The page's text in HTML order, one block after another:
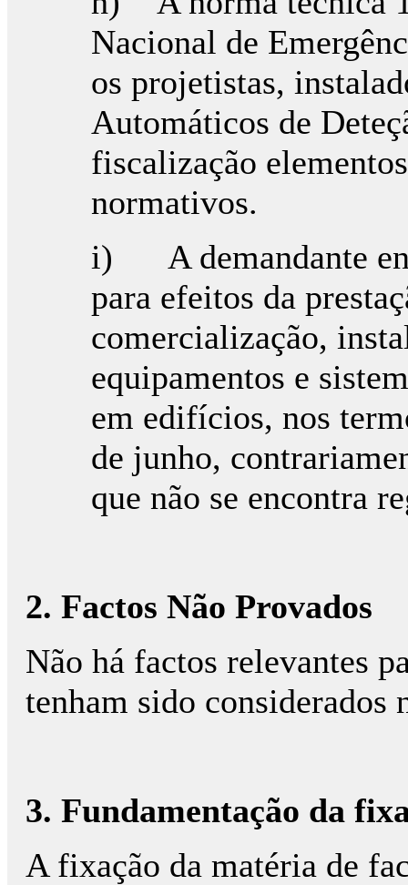
Nacional de
os projetistas,
Automáticos de
fiscalização
normativos.
i) A demandante
para efeitos da
comercialização,
equipamentos e
em edifícios, nos
de junho,
que não se encontra
2. Factos Não Provados
Não há factos relevantes
tenham sido considerados
3. Fundamentação da
A fixação da matéria de